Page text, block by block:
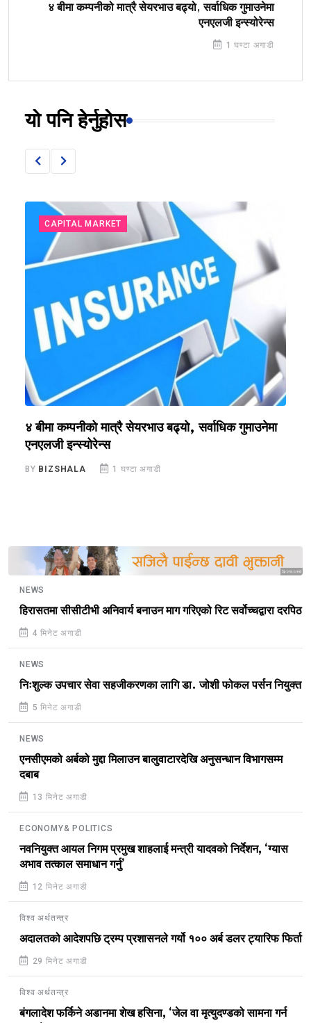
४ बीमा कम्पनीको मात्रै सेयरभाउ बढ्यो, सर्वाधिक गुमाउनेमा
एनएलजी इन्स्योरेन्स
1 घण्टा अगाडी
यो पनि हेर्नुहोस
CAPITAL MARKET
४ बीमा कम्पनीको मात्रै सेयरभाउ बढ्यो, सर्वाधिक गुमाउनेमा
एनएलजी इन्स्योरेन्स
BY BIZSHALA 1 घण्टा अगाडी
Sponsored
NEWS
हिरासतमा सीसीटीभी अनिवार्य बनाउन माग गरिएको रिट सर्वोच्चद्वारा दरपिठ
4 मिनेट अगाडी
NEWS
निःशुल्क उपचार सेवा सहजीकरणका लागि डा. जोशी फोकल पर्सन नियुक्त
5 मिनेट अगाडी
NEWS
एनसीएमको अर्बको मुद्दा मिलाउन बालुवाटारदेखि अनुसन्धान विभागसम्म
दबाब
13 मिनेट अगाडी
ECONOMY& POLITICS
नवनियुक्त आयल निगम प्रमुख शाहलाई मन्त्री यादवको निर्देशन, ‘ग्यास
अभाव तत्काल समाधान गर्नु’
12 मिनेट अगाडी
विश्व अर्थतन्त्र
अदालतको आदेशपछि ट्रम्प प्रशासनले गर्यो १०० अर्ब डलर ट्यारिफ फिर्ता
29 मिनेट अगाडी
विश्व अर्थतन्त्र
बंगलादेश फर्किने अडानमा शेख हसिना, ‘जेल वा मृत्युदण्डको सामना गर्न